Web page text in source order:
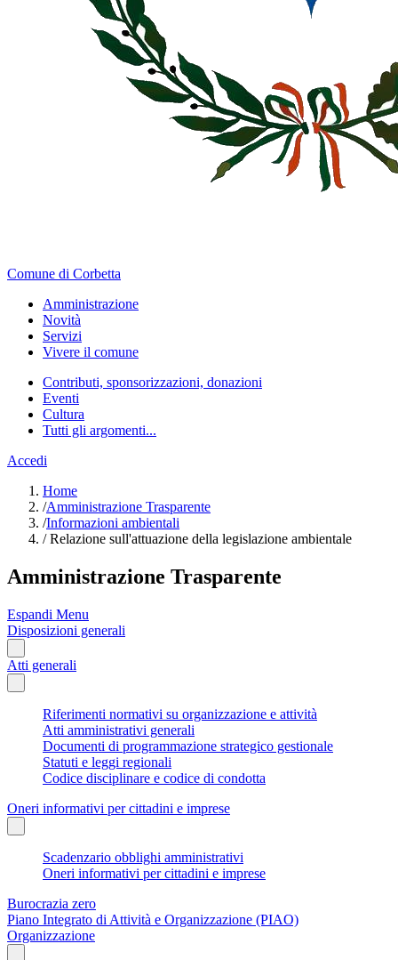
Comune di Corbetta
Amministrazione
Novità
Servizi
Vivere il comune
Contributi, sponsorizzazioni, donazioni
Eventi
Cultura
Tutti gli argomenti...
Accedi
Home
/Amministrazione Trasparente
/Informazioni ambientali
/Relazione sull'attuazione della legislazione ambientale
Amministrazione Trasparente
Espandi Menu
Disposizioni generali
Atti generali
Riferimenti normativi su organizzazione e attività
Atti amministrativi generali
Documenti di programmazione strategico gestionale
Statuti e leggi regionali
Codice disciplinare e codice di condotta
Oneri informativi per cittadini e imprese
Scadenzario obblighi amministrativi
Oneri informativi per cittadini e imprese
Burocrazia zero
Piano Integrato di Attività e Organizzazione (PIAO)
Organizzazione